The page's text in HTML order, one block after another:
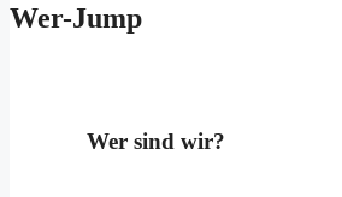
Wer-Jump
Wer sind wir?